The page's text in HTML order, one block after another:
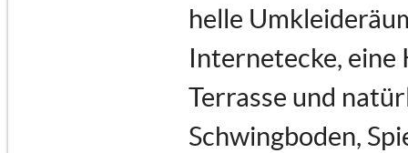
helle
Internetecke, eine
Terrasse und
Schwingboden,